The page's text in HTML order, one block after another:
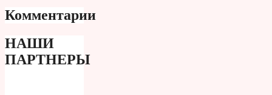
Комментарии
НАШИ
ПАРТНЕРЫ